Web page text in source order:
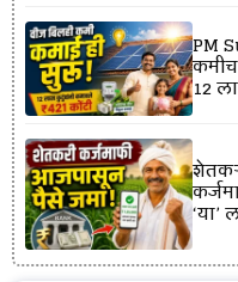
PM
कमीच
12
‘या’